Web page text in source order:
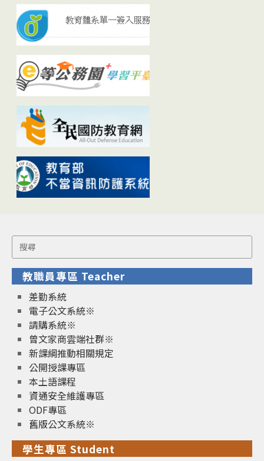
Search
for:
教職員專區 Teacher
差勤系統
電子公文系統※
請購系統※
曾文家商雲端社群※
新課綱推動相關規定
公開授課專區
本土語課程
資通安全維護專區
ODF專區
舊版公文系統※
學生專區 Student